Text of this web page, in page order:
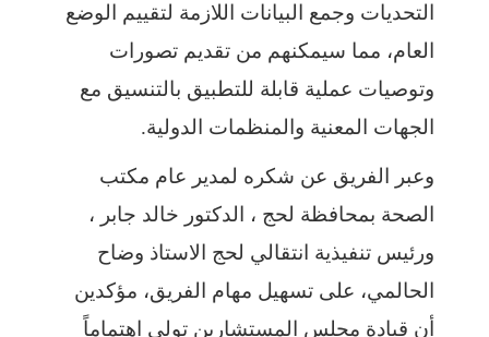
التحديات وجمع البيانات اللازمة لتقييم الوضع
العام، مما سيمكنهم من تقديم تصورات
وتوصيات عملية قابلة للتطبيق بالتنسيق مع
الجهات المعنية والمنظمات الدولية.
وعبر الفريق عن شكره لمدير عام مكتب
الصحة بمحافظة لحج ، الدكتور خالد جابر ،
ورئيس تنفيذية انتقالي لحج الاستاذ وضاح
الحالمي، على تسهيل مهام الفريق، مؤكدين
أن قيادة مجلس المستشارين تولي اهتماماً